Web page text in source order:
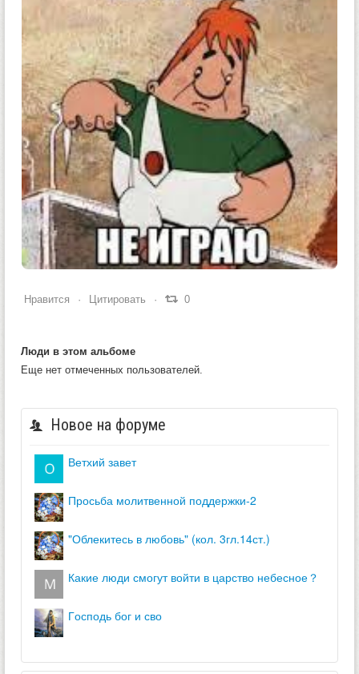
0
Нравится Цитировать 0
Люди в этом альбоме
Еще нет отмеченных пользователей.
Новое на форуме
ветхий завет
просьба молитвенной поддержки-2
"облекитесь в любовь" (кол. 3гл.14ст.)
какие люди смогут войти в царство небесное？
господь бог и сво